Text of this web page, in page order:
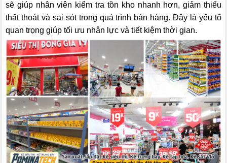
sẽ giúp nhân viên kiểm tra tồn kho nhanh hơn, giảm thiểu
thất thoát và sai sót trong quá trình bán hàng. Đây là yếu tố
quan trọng giúp tối ưu nhân lực và tiết kiệm thời gian.